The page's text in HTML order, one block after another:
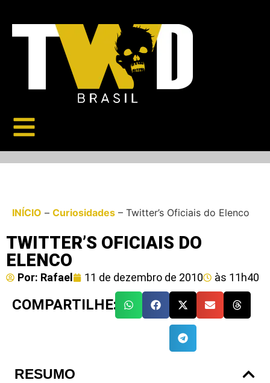
INÍCIO – Curiosidades – Twitter’s Oficiais do Elenco
TWITTER’S OFICIAIS DO
ELENCO
Por: Rafael 11 de dezembro de 2010 às 11h40
COMPARTILHE:
RESUMO